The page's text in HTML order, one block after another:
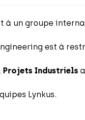
à un groupe
est à
Projets Industriels
Lynkus.